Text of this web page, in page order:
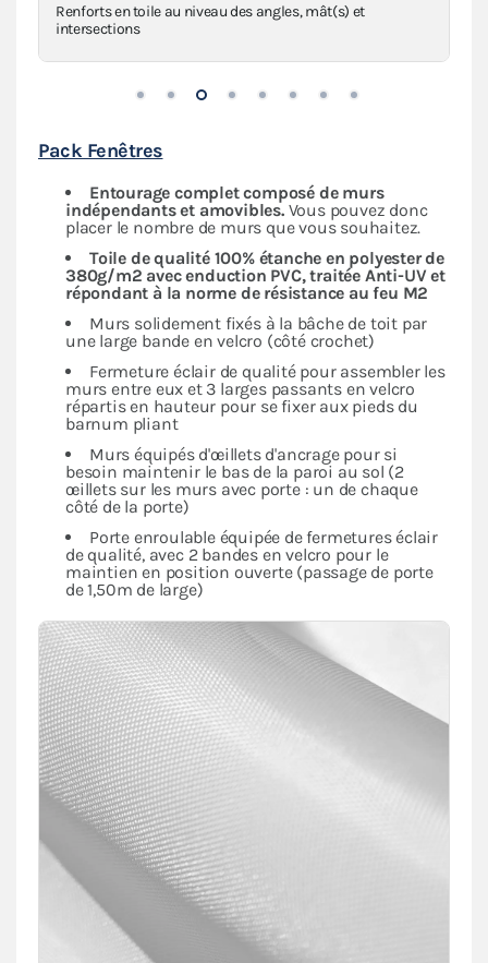
Renforts en toile au niveau des angles, mât(s) et
intersections
Pack Fenêtres
Entourage complet composé de murs
indépendantset amovibles. Vous pouvez donc
placer le nombre de murs que vous souhaitez.
Toile de qualité 100% étanche en polyester de
380g/m2 avec enduction PVC, traitée Anti-UV et
répondant à la norme de résistance au feu M2
Murs solidement fixés à la bâche de toit par
une large bande en velcro (côté crochet)
Fermeture éclair de qualité pour assembler les
murs entre eux et 3 larges passants en velcro
répartis en hauteur pour se fixer aux pieds du
barnum pliant
Murs équipés d'œillets d'ancrage pour si
besoin maintenir le bas de la paroi au sol (2
œillets sur les murs avec porte : un de chaque
côté de la porte)
Porte enroulable équipée de fermetures éclair
de qualité, avec 2 bandes en velcro pour le
maintien en position ouverte (passage de porte
de 1,50m de large)